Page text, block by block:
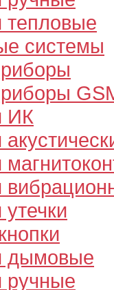
тепловые
системы
ИК
дымовые
ручные